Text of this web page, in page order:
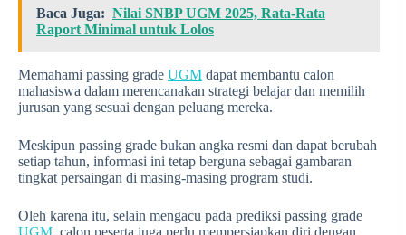
Baca Juga: Nilai SNBP UGM 2025, Rata-Rata
Raport Minimal untuk Lolos
Memahami passing grade UGM dapat membantu calon
mahasiswa dalam merencanakan strategi belajar dan memilih
jurusan yang sesuai dengan peluang mereka.
Meskipun passing grade bukan angka resmi dan dapat berubah
setiap tahun, informasi ini tetap berguna sebagai gambaran
tingkat persaingan di masing-masing program studi.
Oleh karena itu, selain mengacu pada prediksi passing grade
UGM, calon peserta juga perlu mempersiapkan diri dengan